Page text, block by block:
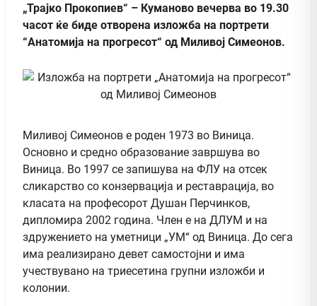
„Трајко Прокопиев“ – Куманово вечерва во 19.30
часот ќе биде отворена изложба на портрети
“Анатомија на прогресот“ од Миливој Симеонов.
Миливој Симеонов е роден 1973 во Виница.
Основно и средно образование завршува во
Виница. Во 1997 се запишува на ФЛУ на отсек
сликарство со конзервација и реставрација, во
класата на професорот Душан Перчинков,
дипломирa 2002 година. Член е на ДЛУМ и на
здружението на уметници „УМ“ од Виница. До сега
има реализирано девет самостојни и има
учествувано на триесетина групни изложби и
колонии.